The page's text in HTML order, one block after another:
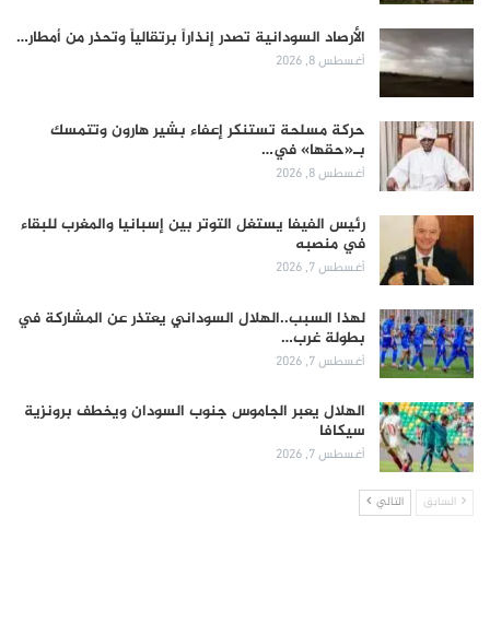
الأرصاد السودانية تصدر إنذاراً برتقالياً وتحذر من أمطار…
أغسطس 8, 2026
حركة مسلحة تستنكر إعفاء بشير هارون وتتمسك
بـ«حقها» في…
أغسطس 8, 2026
رئيس الفيفا يستغل التوتر بين إسبانيا والمغرب للبقاء
في منصبه
أغسطس 7, 2026
لهذا السبب..الهلال السوداني يعتذر عن المشاركة في
بطولة غرب…
أغسطس 7, 2026
الهلال يعبر الجاموس جنوب السودان ويخطف برونزية
سيكافا
أغسطس 7, 2026
السابق التالي